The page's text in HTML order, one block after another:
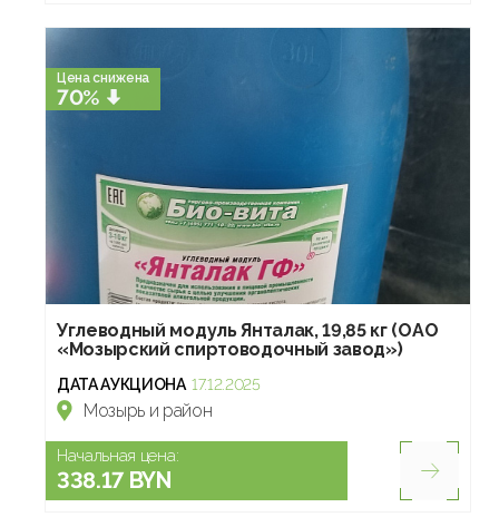
Цена снижена
70%
Углеводный модуль Янталак, 19,85 кг (ОАО
«Мозырский спиртоводочный завод»)
ДАТА АУКЦИОНА 17.12.2025
Мозырь и район
Начальная цена:
338.17 BYN